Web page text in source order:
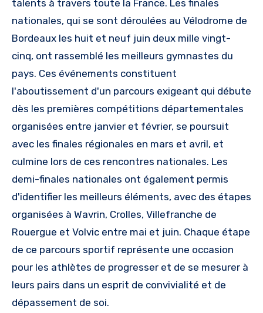
talents à travers toute la France. Les finales
nationales, qui se sont déroulées au Vélodrome de
Bordeaux les huit et neuf juin deux mille vingt-
cinq, ont rassemblé les meilleurs gymnastes du
pays. Ces événements constituent
l'aboutissement d'un parcours exigeant qui débute
dès les premières compétitions départementales
organisées entre janvier et février, se poursuit
avec les finales régionales en mars et avril, et
culmine lors de ces rencontres nationales. Les
demi-finales nationales ont également permis
d'identifier les meilleurs éléments, avec des étapes
organisées à Wavrin, Crolles, Villefranche de
Rouergue et Volvic entre mai et juin. Chaque étape
de ce parcours sportif représente une occasion
pour les athlètes de progresser et de se mesurer à
leurs pairs dans un esprit de convivialité et de
dépassement de soi.